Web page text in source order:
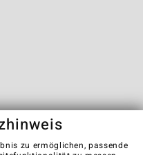
zu ermöglichen, passende